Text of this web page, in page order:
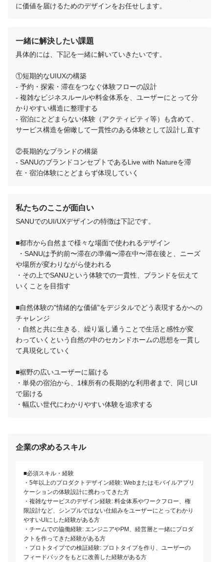
に価値を届けるためのデザインをお任せします。
一緒に解決したい課題
具体的には、下記を一緒に解いていきたいです。
①短期的なUIUXの構築
- 予約・探索・滞在をつなぐ体験フローの設計
- 複雑なビジネスルールや料金体系を、ユーザーにとって分
かりやすい構造に整理する
- 宿泊にとどまらない体験（アクティビティ等）も含めて、
サービス構造を俯瞰して一貫性のある体験として設計し直す
②長期的なブランドの構築
- SANUのブランドコンセプトであるLive with Natureを滞
在・宿泊体験にとどまらず体現していく
私たちのここが面白い
SANUでのUI/UXデザインの特徴は下記です。
■都市から自然まで様々な場面で使われるデザイン
や場所が変わりながら使われる
・その上でSANUという体験での一貫性、ブランドを伝えて
いくことを目指す
■自然体験の"情緒的な価値"をデジタルでどう表現するかへの
チャレンジ
・自然と共に生きる、繰り返し通うことで生活と感性が変
わっていくという自然の中のセカンドホームの思想を一貫し
て具現化していく
■裾野の広いユーザーに届ける
・単発の宿泊から、1棟所有の長期的な利用者まで、同じUI
で届ける
・幅広い世代にわかりやすい体験を追求する
企業の求めるスキル
■必須スキル・経験
・5年以上のプロダクトデザイン経験: Webまたはモバイルアプリ
ケーションの体験設計に携わってきた方
・複雑なサービスのデザイン経験: 料金体系やワークフロー、権
限設計など、シンプルではない仕組みをユーザーにとってわかり
やすいUIにした経験がある方
・チームでの協働経験: エンジニアやPM、経営層と一緒にプロダ
クトを作ってきた経験がある方
・プロトタイプでの検証経験: プロトタイプを作り、ユーザーの